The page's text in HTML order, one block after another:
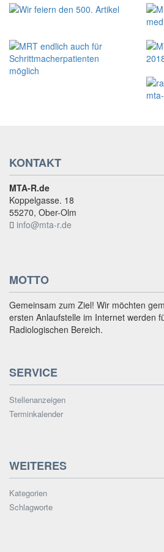
KONTAKT
MTA-R.de
Koppelgasse. 18
55270, Ober-Olm
info@mta-r.de
MOTTO
Gemeinsam zum Ziel! Wir möchten
ersten Anlaufstelle im Internet werden
Radiologischen Bereich.
SERVICE
Stellenanzeigen
Terminkalender
WEITERES
Kategorien
Schlagworte